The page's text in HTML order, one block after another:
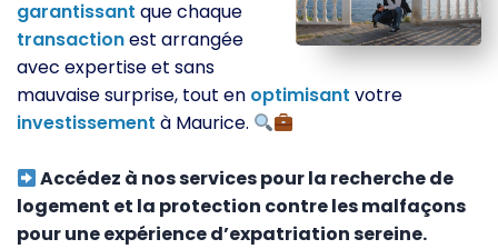
garantissant que chaque
transactionest arrangée
avec expertise et sans
mauvaise surprise, tout en optimisant votre
investissement à Maurice.
Accédez à nos services pour la recherche de
logement et la protection contre les malfaçons
pour une expérience d’expatriation sereine.